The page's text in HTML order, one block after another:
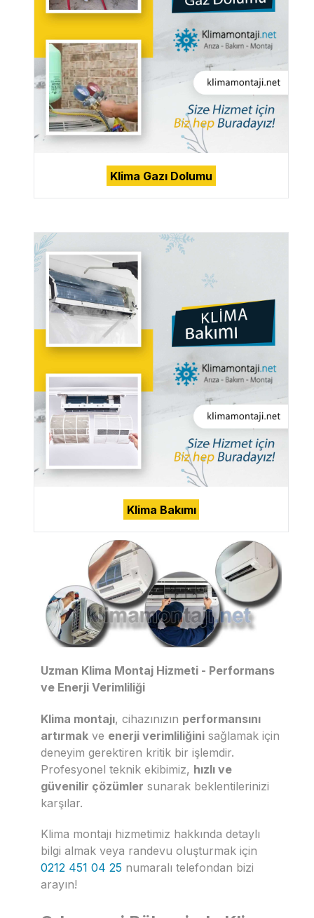
Klima Gazı Dolumu
Klima Bakımı
Uzman Klima Montaj Hizmeti - Performans
ve Enerji Verimliliği
Klima montajı, cihazınızın performansını
artırmak ve enerji verimliliğini sağlamak için
deneyim gerektiren kritik bir işlemdir.
Profesyonel teknik ekibimiz, hızlı ve
güvenilir çözümler sunarak beklentilerinizi
karşılar.
Klima montajı hizmetimiz hakkında detaylı
bilgi almak veya randevu oluşturmak için
0212 451 04 25 numaralı telefondan bizi
arayın!